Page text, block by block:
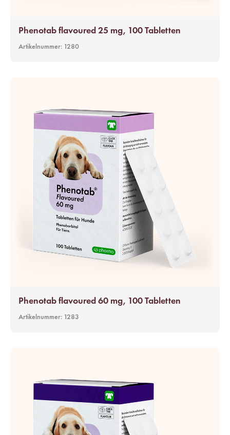
Phenotab flavoured 25 mg, 100 Tabletten
Artikelnummer: 1280
Phenotab flavoured 60 mg, 100 Tabletten
Artikelnummer: 1283